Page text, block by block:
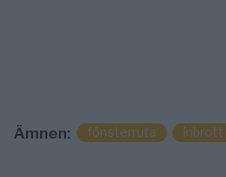
Ämnen: fönsterruta inbrott